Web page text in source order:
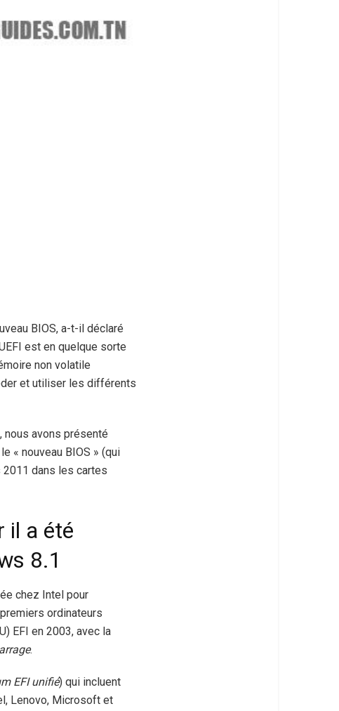
BIOS, a-t-il déclaré
est en quelque sorte
non volatile
et utiliser les différents
, nous avons présenté
« nouveau BIOS » (qui
2011 dans les cartes
il a été
8.1
chez Intel pour
ordinateurs
EFI en 2003, avec la
.
EFI unifié) qui incluent
Lenovo, Microsoft et